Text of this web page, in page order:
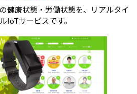
健康状態・労働状態を、リアルタイ
IoTサービスです。